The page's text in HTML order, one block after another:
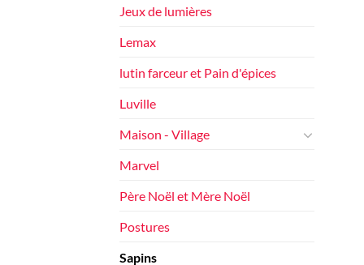
Jeux de lumières
Lemax
lutin farceur et Pain d'épices
Luville
Maison - Village
Marvel
Père Noël et Mère Noël
Postures
Sapins